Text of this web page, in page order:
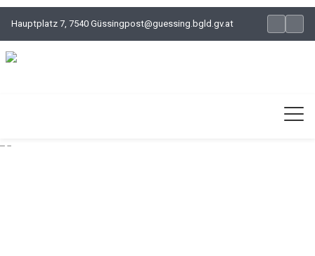
Hauptplatz 7, 7540 Güssingpost@guessing.bgld.gv.at